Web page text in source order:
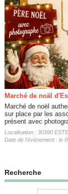
Marché de noäl
Marché de noël
sur place par les
présent avec
Localisation : 30390
Date de l'évènement : le
Recherche